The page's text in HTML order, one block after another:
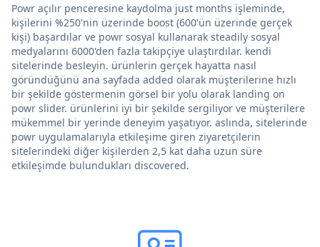
Powr açılır penceresine kaydolma just months işleminde,
kişilerini %250'nin üzerinde boost (600'ün üzerinde gerçek
kişi) başardılar ve powr sosyal kullanarak steadily sosyal
medyalarını 6000'den fazla takipçiye ulaştırdılar. kendi
sitelerinde besleyin. ürünlerin gerçek hayatta nasıl
göründüğünü ana sayfada added olarak müşterilerine hızlı
bir şekilde göstermenin görsel bir yolu olarak landing on
powr slider. ürünlerini iyi bir şekilde sergiliyor ve müşterilere
mükemmel bir yerinde deneyim yaşatıyor. aslında, sitelerinde
powr uygulamalarıyla etkileşime giren ziyaretçilerin
sitelerindeki diğer kişilerden 2,5 kat daha uzun süre
etkileşimde bulundukları discovered.